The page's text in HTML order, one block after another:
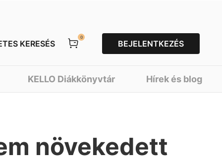
KERESÉS
0
BEJELENTKEZÉS
KELLO Diákkönyvtár Hírek és blog
növekedett